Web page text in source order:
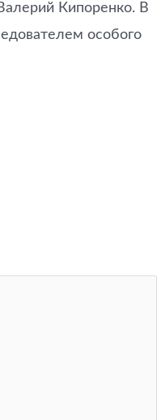
Кипоренко. В
особого